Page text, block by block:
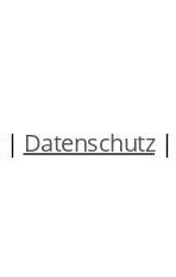
| Datenschutz|